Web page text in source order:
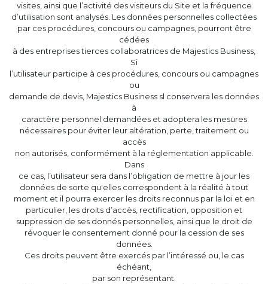
visites, ainsi que l’activité des visiteurs du Site et la fréquence
d’utilisation sont analysés. Les données personnelles collectées
par ces procédures, concours ou campagnes, pourront être
cédées
à des entreprises tierces collaboratrices de Majestics Business,
Si
l’utilisateur participe à ces procédures, concours ou campagnes
ou
demande de devis, Majestics Business sl conservera les données
à
caractère personnel demandées et adoptera les mesures
nécessaires pour éviter leur altération, perte, traitement ou
accès
non autorisés, conformément à la réglementation applicable.
Dans
ce cas, l’utilisateur sera dans l’obligation de mettre à jour les
données de sorte qu'elles correspondent à la réalité à tout
moment et il pourra exercer les droits reconnus par la loi et en
particulier, les droits d’accès, rectification, opposition et
suppression de ses donnés personnelles, ainsi que le droit de
révoquer le consentement donné pour la cession de ses
données.
Ces droits peuvent être exercés par l’intéressé ou, le cas
échéant,
par son représentant.